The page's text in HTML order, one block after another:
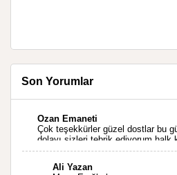
Son Yorumlar
Ozan Emaneti
Çok teşekkürler güzel dostlar bu
dolayı sizleri tebrik ediyorum halk
geçti ise ne mutlu bizlere sizlerin
Ali Yazan